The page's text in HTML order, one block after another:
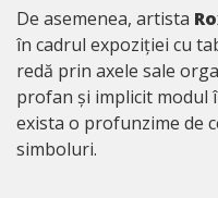
De asemenea, artista
în cadrul expoziției cu
redă prin axele sale
profan și implicit modul
exista o profunzime de
simboluri.